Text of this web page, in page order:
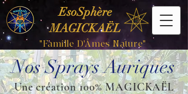
EsoSphère
MAGICKAËL
"Famille D'Âmes Nature"
Nos Sprays Auriques
Une création 100% MAGICKAËL